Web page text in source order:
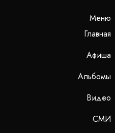
Меню
Главная
Афиша
Альбомы
Видео
СМИ